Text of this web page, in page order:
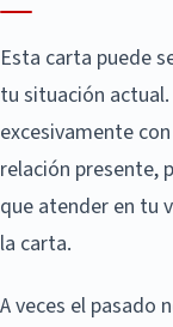
Esta carta puede
tu situación
excesivamente
relación presente,
que atender en tu
la carta.
A veces el pasado